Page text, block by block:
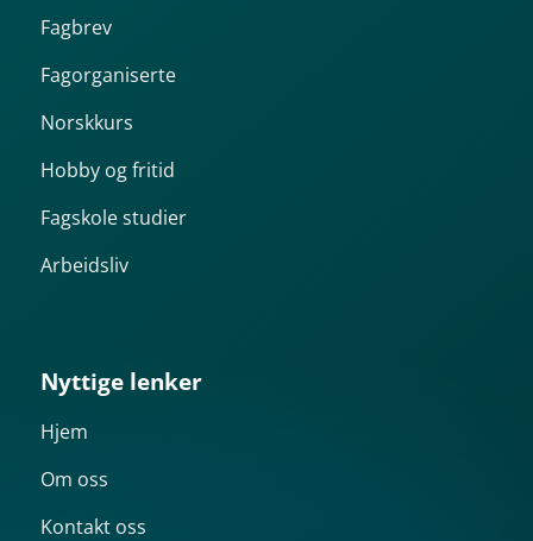
Fagbrev
Fagorganiserte
Norskkurs
Hobby og fritid
Fagskole studier
Arbeidsliv
Nyttige lenker
Hjem
Om oss
Kontakt oss